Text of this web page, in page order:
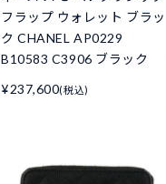
フラップ ウォレット ブラッ
ク CHANEL AP0229
B10583 C3906 ブラック
¥237,600(税込)